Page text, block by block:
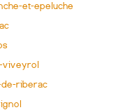
et-epeluche
viveyrol
riberac